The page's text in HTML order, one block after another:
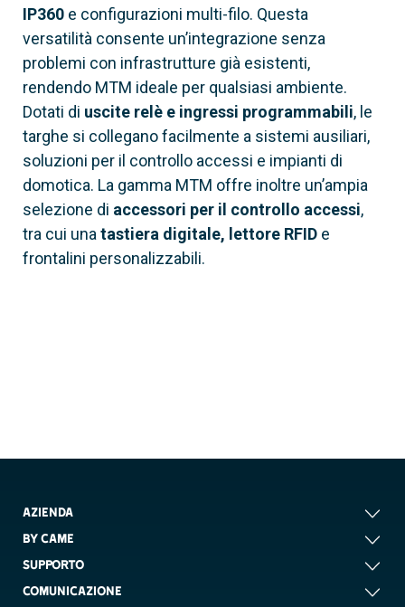
Modulo display
Connessione
Via filo
60020250
Modulo controllo accessi RFID
Connessione
IP360 e configurazioni multi-filo. Questa
versatilità consente un’integrazione senza
problemi con infrastrutture già esistenti,
rendendo MTM ideale per qualsiasi ambiente.
Dotati di uscite relè e ingressi programmabili, le
targhe si collegano facilmente a sistemi ausiliari,
soluzioni per il controllo accessi e impianti di
domotica. La gamma MTM offre inoltre un’ampia
selezione di accessori per il controllo accessi,
tra cui una tastiera digitale, lettore RFID e
frontalini personalizzabili.
AZIENDA
BY CAME
SUPPORTO
COMUNICAZIONE